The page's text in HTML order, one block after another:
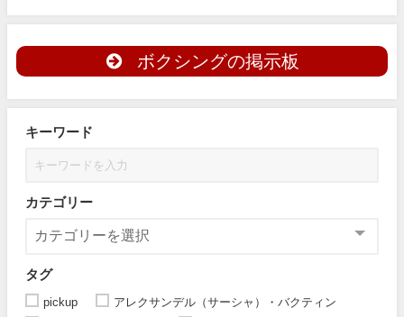
ボクシングの掲示板
キーワード
カテゴリー
タグ
pickup
アレクサンデル（サーシャ）・バクティン